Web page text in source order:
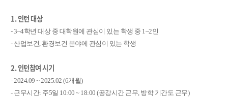
1. 인턴 대상
- 3~4학년 대상 중 대학원에 관심이 있는 학생 중 1~2인
- 산업보건, 환경보건 분야에 관심이 있는 학생
2. 인턴참여 시기
- 2024.09 ~ 2025.02 (6개월)
- 근무시간: 주5일 10:00 ~ 18:00 (공강시간 근무, 방학 기간도 근무)